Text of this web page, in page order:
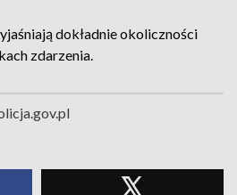
dokładnie okoliczności
zdarzenia.